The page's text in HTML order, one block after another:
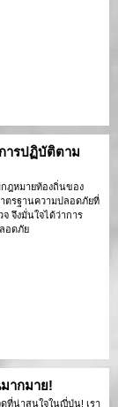
ารปฏิบัติตาม
ฎหมายท้องถิ่นของ
รฐานความปลอดภัยที่
จึงมั่นใจได้ว่าการ
อดภัย
ากมาย!
ที่น่าสนใจในญี่ปุ่น! เรา